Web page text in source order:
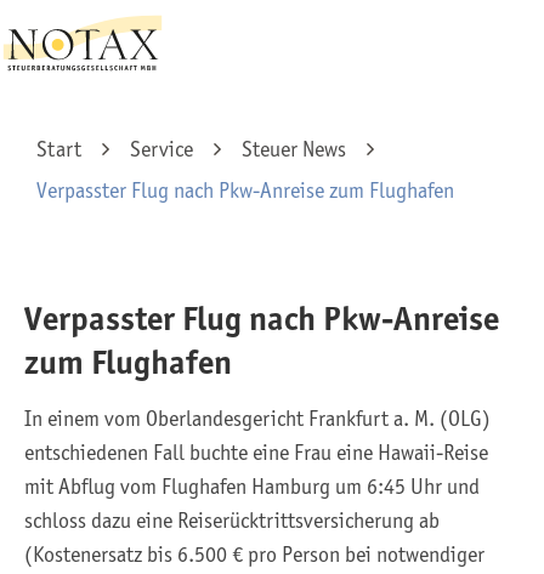
Start Service
Steuer News
Verpasster Flug nach Pkw-Anreise zum Flughafen
Verpasster Flug nach Pkw-Anreise
zum Flughafen
In einem vom Oberlandesgericht Frankfurt a. M. (OLG)
entschiedenen Fall buchte eine Frau eine Hawaii-Reise
mit Abflug vom Flughafen Hamburg um 6:45 Uhr und
schloss dazu eine Reiserücktrittsversicherung ab
(Kostenersatz bis 6.500 € pro Person bei notwendiger